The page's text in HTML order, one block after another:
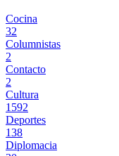
Cocina
32
Columnistas
2
Contacto
2
Cultura
1592
Deportes
138
Diplomacia